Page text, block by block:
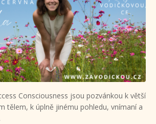
Consciousness jsou pozvánkou k větší
tělem, k úplně jinému pohledu, vnímaní a